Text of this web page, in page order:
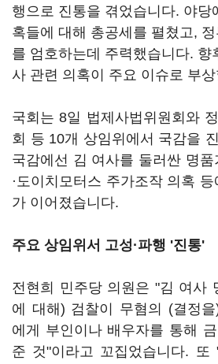
행으로 진통을 겪었습니다. 야당
혹들에 대해 총공세를 펼쳤고,
를 엄호하는데 주력했습니다. 향
사 관련 의혹이 주요 이슈로 부
국회는 8일 법제사법위원회와
회 등 10개 상임위에서 국감을
국감에선 김 여사를 둘러싼 명품
·도이치모터스 주가조작 의혹
가 이어졌습니다.
주요 상임위서 고성·파행 '진통'
전현희 민주당 의원은 "김 여사
에 대해) 검찰이 무혐의 (결정
에게 부인이나 배우자를 통해
준 것"이라고 꼬집었습니다. 또